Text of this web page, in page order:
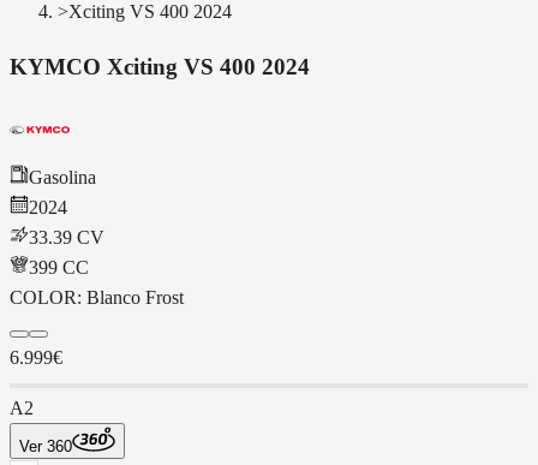
>Xciting VS 400 2024
KYMCO Xciting VS 400 2024
Gasolina
2024
33.39 CV
399 CC
COLOR: Blanco Frost
6.999€
A2
Ver 360